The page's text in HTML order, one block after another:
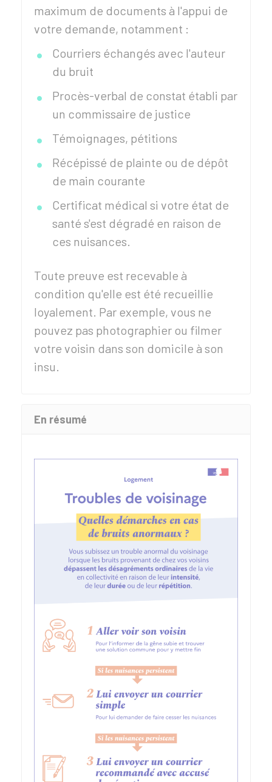
maximum de documents à l'appui de
votre demande, notamment :
Courriers échangés avec l'auteur
du bruit
Procès-verbal de constat établi par
un commissaire de justice
Témoignages, pétitions
Récépissé de plainte ou de dépôt
de main courante
Certificat médical si votre état de
santé s'est dégradé en raison de
ces nuisances.
Toute preuve est recevable à
condition qu'elle est été recueillie
loyalement. Par exemple, vous ne
pouvez pas photographier ou filmer
votre voisin dans son domicile à son
insu.
En résumé